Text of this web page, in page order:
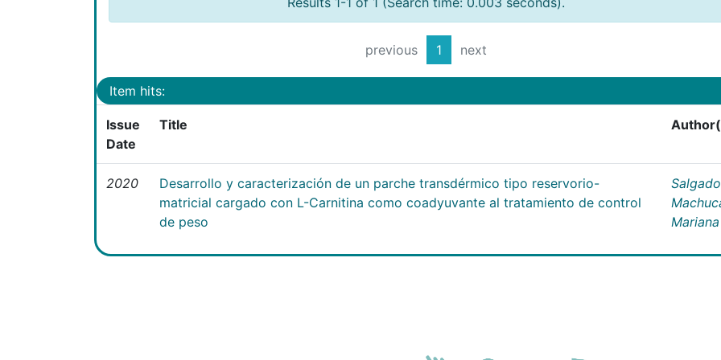
previous 1 next
Item hits:
Issue
Date
Title
2020
Desarrollo y caracterización de un parche transdérmico tipo reservorio-
matricial cargado con L-Carnitina como coadyuvante al tratamiento de control
de peso
Salgado
Mariana